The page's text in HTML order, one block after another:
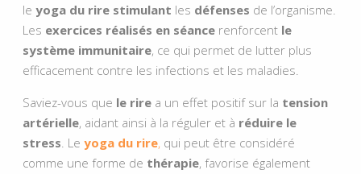
le yoga du rire stimulant les défenses de l’organisme.
Les exercices réalisés en séance renforcent le
système immunitaire, ce qui permet de lutter plus
efficacement contre les infections et les maladies.
Saviez-vous que le rirea un effet positif sur la tension
artérielle, aidant ainsi à la réguler et à réduire le
stress. Le yoga du rire, qui peut être considéré
comme une forme de thérapie, favorise également